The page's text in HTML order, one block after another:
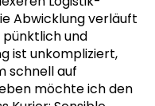
Abwicklung verläuft
pünktlich und
ist unkompliziert,
schnell auf
möchte ich den